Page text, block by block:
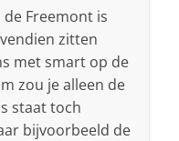
Freemont is
zitten
met smart op de
zou je alleen de
staat toch
bijvoorbeeld de